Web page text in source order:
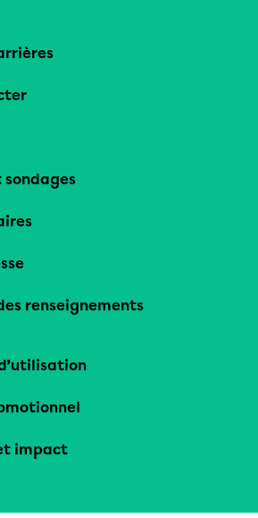
sondages
renseignements
impact